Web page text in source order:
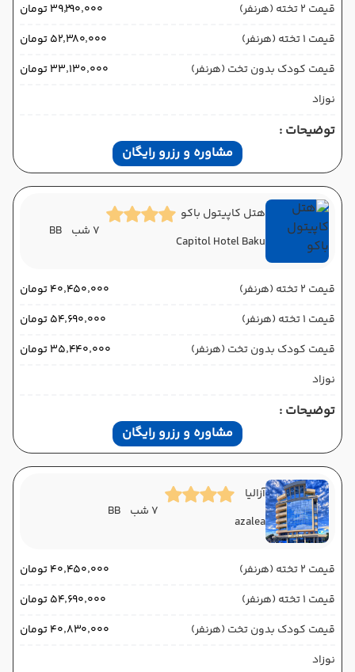
قیمت 2 تخته (هرنفر)
۳۹٬۲۹۰٬۰۰۰ تومان
قیمت 1 تخته (هرنفر)
۵۲٬۳۸۰٬۰۰۰ تومان
قیمت کودک بدون تخت (هرنفر)
۳۳٬۱۳۰٬۰۰۰ تومان
نوزاد
توضیحات :
مشاوره و رزرو رایگان
هتل کاپیتول باکو
Capitol Hotel Baku
7 شب BB
قیمت 2 تخته (هرنفر)
۴۰٬۴۵۰٬۰۰۰ تومان
قیمت 1 تخته (هرنفر)
۵۴٬۶۹۰٬۰۰۰ تومان
قیمت کودک بدون تخت (هرنفر)
۳۵٬۴۴۰٬۰۰۰ تومان
نوزاد
توضیحات :
مشاوره و رزرو رایگان
آزالیا
azalea
7 شب BB
قیمت 2 تخته (هرنفر)
۴۰٬۴۵۰٬۰۰۰ تومان
قیمت 1 تخته (هرنفر)
۵۴٬۶۹۰٬۰۰۰ تومان
قیمت کودک بدون تخت (هرنفر)
۴۰٬۸۳۰٬۰۰۰ تومان
نوزاد